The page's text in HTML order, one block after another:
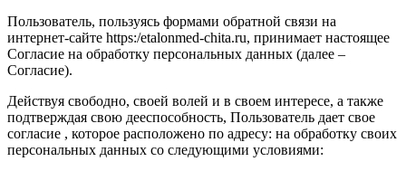
Пользователь, пользуясь формами обратной связи на
интернет-сайте https:/etalonmed-chita.ru, принимает настоящее
Согласие на обработку персональных данных (далее –
Согласие).
Действуя свободно, своей волей и в своем интересе, а также
подтверждая свою дееспособность, Пользователь дает свое
согласие , которое расположено по адресу: на обработку своих
персональных данных со следующими условиями: